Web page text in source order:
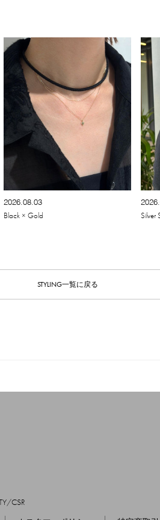
2026.08.03
Black × Gold Silver
STYLING一覧に戻る
CSR